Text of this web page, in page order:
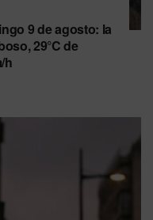
9 de agosto: la
29°C de
h